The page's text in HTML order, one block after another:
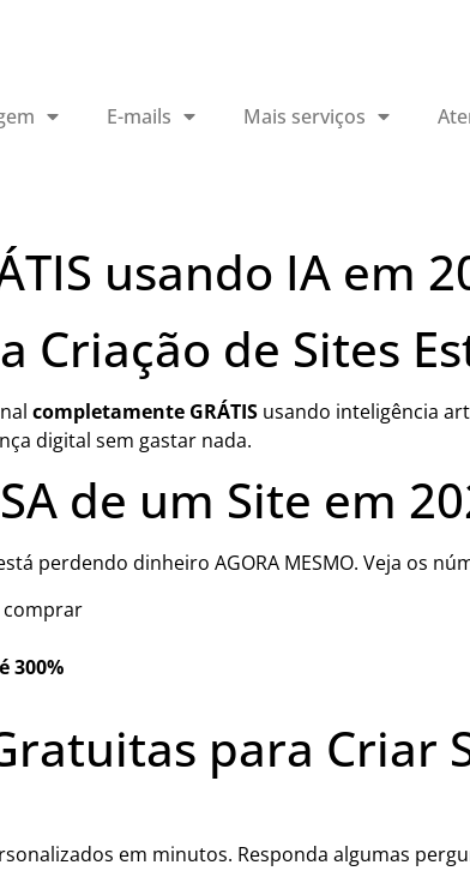
E-mails Mais serviços
usando IA em
Criação de Sites
completamente GRÁTIS usando inteligência
digital sem gastar nada.
de um Site em
perdendo dinheiro AGORA MESMO. Veja os
comprar
300%
para Criar
em minutos. Responda algumas